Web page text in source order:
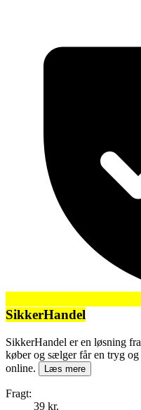
SikkerHandel
SikkerHandel er en løsning
køber og sælger får en tryg
online.
Læs mere
Fragt:
39 kr.